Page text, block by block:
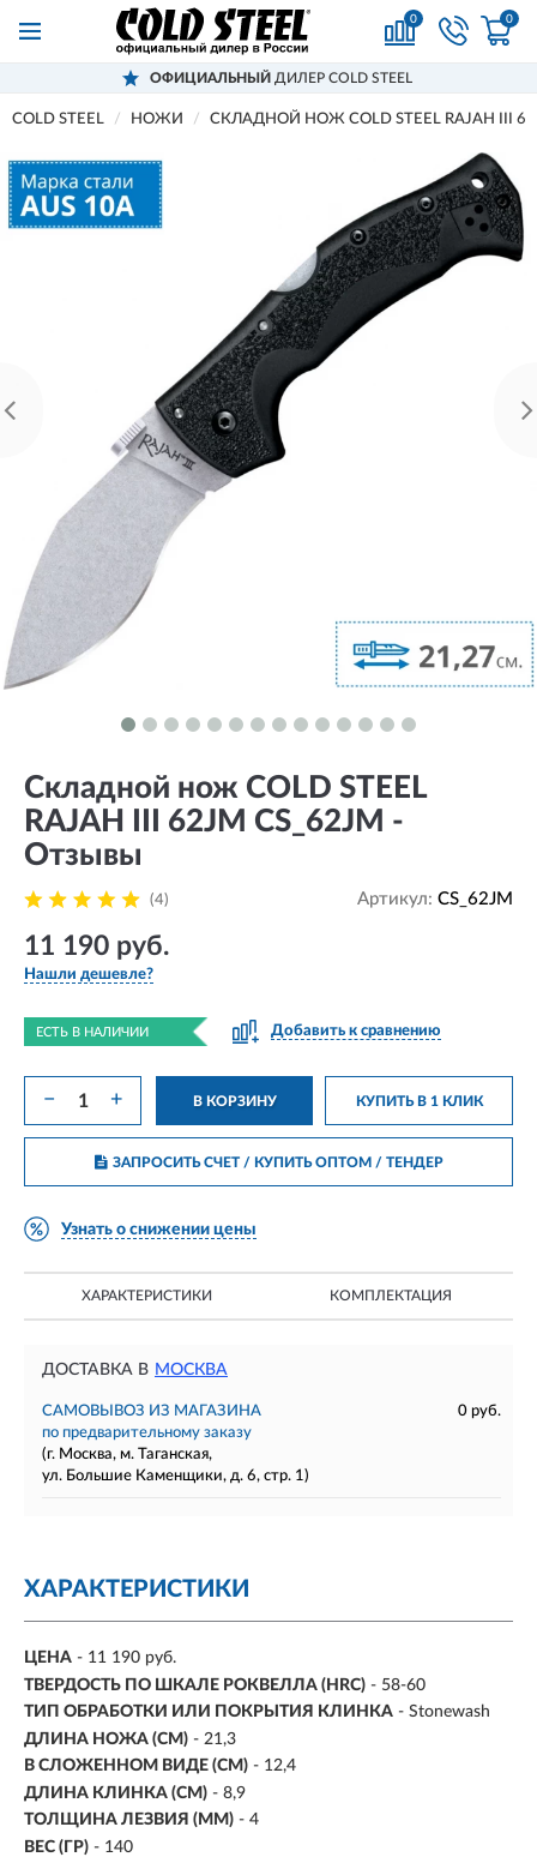
0 0
ОФИЦИАЛЬНЫЙ ДИЛЕР COLD STEEL
COLD STEEL НОЖИ СКЛАДНОЙ НОЖ COLD STEEL RAJAH III
Складной нож COLD STEEL
RAJAH III 62JM CS_62JM -
Отзывы
(4) Артикул: CS_62JM
11 190 руб.
Нашли дешевле?
ЕСТЬ В НАЛИЧИИ Добавить к сравнению
− + В КОРЗИНУ КУПИТЬ В 1 КЛИК
ЗАПРОСИТЬ СЧЕТ / КУПИТЬ ОПТОМ/ ТЕНДЕР
Узнать о снижении цены
ХАРАКТЕРИСТИКИ КОМПЛЕКТАЦИЯ
ДОСТАВКА В МОСКВА
САМОВЫВОЗ ИЗ МАГАЗИНА
0 руб.
по предварительному заказу
(г. Москва, м. Таганская,
ул. Большие Каменщики, д. 6, стр. 1)
ХАРАКТЕРИСТИКИ
ЦЕНА - 11 190 руб.
ТВЕРДОСТЬ ПО ШКАЛЕ РОКВЕЛЛА (HRC) - 58-60
ТИП ОБРАБОТКИ ИЛИ ПОКРЫТИЯ КЛИНКА - Stonewash
ДЛИНА НОЖА (СМ) - 21,3
В СЛОЖЕННОМ ВИДЕ (СМ) - 12,4
ДЛИНА КЛИНКА (СМ) - 8,9
ТОЛЩИНА ЛЕЗВИЯ (ММ) - 4
ВЕС (ГР) - 140